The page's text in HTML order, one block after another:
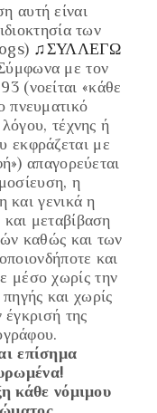
αυτή είναι
των
♫ΣΥΛΛΕΓΩ
με τον
(νοείται «κάθε
πνευματικό
τέχνης ή
εκφράζεται με
απαγορεύεται
η
και γενικά η
μεταβίβαση
καθώς και των
και
μέσο χωρίς την
και χωρίς
της
επίσημα
κάθε νόμιμου